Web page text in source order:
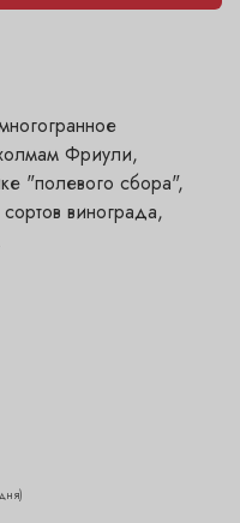
Фриули,
"полевого сбора",
винограда,